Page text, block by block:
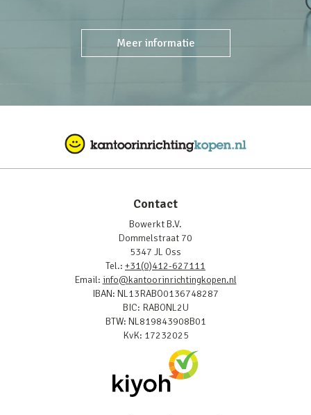
Meer informatie
Contact
Bowerkt B.V.
Dommelstraat 70
5347 JL Oss
Tel.: +31(0)412-627111
Email: info@kantoorinrichtingkopen.nl
IBAN: NL13RABO0136748287
BIC: RABONL2U
BTW: NL819843908B01
KvK: 17232025